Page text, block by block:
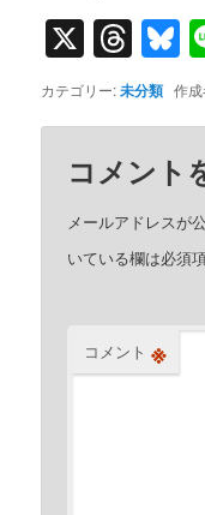
ー
X
カテゴリー:未分類 作
コメント
メールアドレスが
いている欄は必須
コメント ※